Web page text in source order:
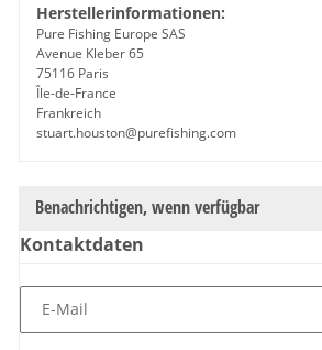
Herstellerinformationen:
Pure Fishing Europe SAS
Avenue Kleber 65
75116 Paris
Île-de-France
Frankreich
stuart.houston@purefishing.com
Benachrichtigen, wenn verfügbar
Kontaktdaten
E-Mail